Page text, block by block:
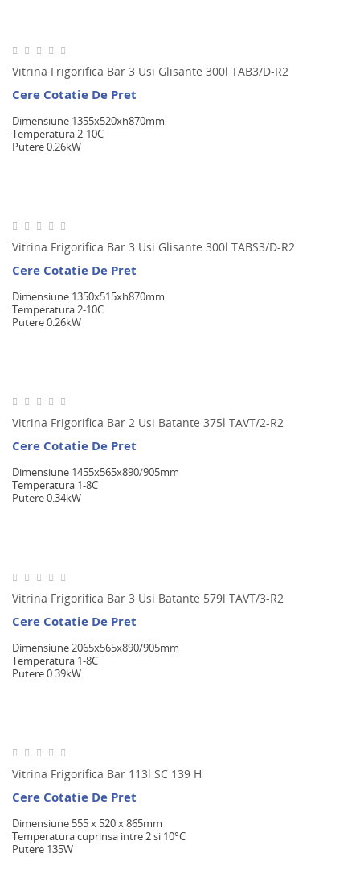
Vitrina Frigorifica Bar 3 Usi Glisante 300l TAB3/D-R2
Cere Cotatie De Pret
Dimensiune 1355x520xh870mm
Temperatura 2-10C
Putere 0.26kW
Vitrina Frigorifica Bar 3 Usi Glisante 300l TABS3/D-R2
Cere Cotatie De Pret
Dimensiune 1350x515xh870mm
Temperatura 2-10C
Putere 0.26kW
Vitrina Frigorifica Bar 2 Usi Batante 375l TAVT/2-R2
Cere Cotatie De Pret
Dimensiune 1455x565x890/905mm
Temperatura 1-8C
Putere 0.34kW
Vitrina Frigorifica Bar 3 Usi Batante 579l TAVT/3-R2
Cere Cotatie De Pret
Dimensiune 2065x565x890/905mm
Temperatura 1-8C
Putere 0.39kW
Vitrina Frigorifica Bar 113l SC 139 H
Cere Cotatie De Pret
Dimensiune 555 x 520 x 865mm
Temperatura cuprinsa intre 2 si 10°C
Putere 135W